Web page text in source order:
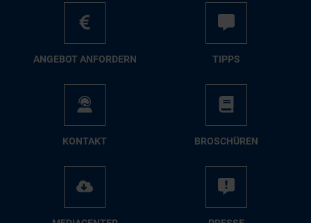
AN­GE­BOT AN­FOR­DERN TIPPS
KON­TAKT BRO­SCHÜ­REN